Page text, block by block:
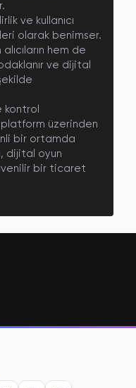
ve kullanıcı
olarak benimser.
hem de
ve dijital
kontrol
platform üzerinden
bir ortamda
dijital oyun
bir ticaret